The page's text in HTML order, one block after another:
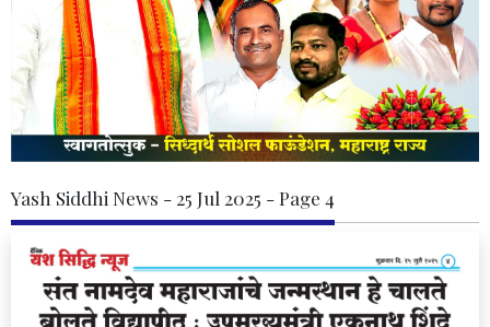
Yash Siddhi News - 25 Jul 2025 - Page 4